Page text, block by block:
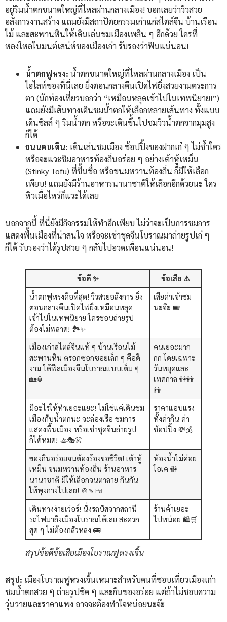
อยู่ริมน้ำตกขนาดใหญ่ที่ไหลผ่านกลางเมือง! บอกเลยว่าวิวสวย
อลังการงานสร้าง แถมยังมีสถาปัตยกรรมเก่าแก่สไตล์จีน บ้านเรือน
ไม้ และสะพานหินให้เดินเล่นชมเมืองเพลิน ๆ อีกด้วย ใครที่
หลงใหลในมนต์เสน่ห์ของเมืองเก่า รับรองว่าฟินแน่นอน!
น้ำตกฟูหรง: น้ำตกขนาดใหญ่ที่ไหลผ่านกลางเมือง เป็น
ไฮไลท์ของที่นี่เลย ยิ่งตอนกลางคืนเปิดไฟยิ่งสวยงามตระการ
ตา (นักท่องเที่ยวบอกว่า “เหมือนหลุดเข้าไปในเทพนิยาย!”)
แถมยังมีเส้นทางเดินชมน้ำตกให้เลือกหลายเส้นทาง ทั้งแบบ
เดินชิลล์ ๆ ริมน้ำตก หรือจะเดินขึ้นไปชมวิวน้ำตกจากมุมสูง
ก็ได้
ถนนคนเดิน: เดินเล่นชมเมือง ช้อปปิ้งของฝากเก๋ ๆ ไม่ซ้ำใคร
หรือจะแวะชิมอาหารท้องถิ่นอร่อย ๆ อย่างเต้าหู้เหม็น
(Stinky Tofu) ที่ขึ้นชื่อ หรือขนมหวานท้องถิ่น ก็มีให้เลือก
เพียบ! แถมยังมีร้านอาหารนานาชาติให้เลือกอีกด้วยนะ ใคร
หิวเมื่อไหร่ก็แวะได้เลย
นอกจากนี้ ที่นี่ยังมีกิจกรรมให้ทำอีกเพียบ ไม่ว่าจะเป็นการชมการ
แสดงพื้นเมืองที่น่าสนใจ หรือจะเช่าชุดจีนโบราณมาถ่ายรูปเก๋ ๆ
ก็ได้ รับรองว่าได้รูปสวย ๆ กลับไปอวดเพื่อนแน่นอน!
ข้อดี ✨
ข้อเสีย ⚠️
น้ำตกฟูหรงคือที่สุด! วิวสวยอลังการ ยิ่ง
ตอนกลางคืนเปิดไฟยิ่งเหมือนหลุด
เข้าไปในเทพนิยาย ใครชอบถ่ายรูป
ต้องไม่พลาด! 🏞️✨
เสียค่าเข้าชม
นะจ๊ะ 🎟️
เมืองเก่าสไตล์จีนแท้ ๆ บ้านเรือนไม้
สะพานหิน ตรอกซอกซอยเล็ก ๆ คือดี
งาม ได้ฟีลเมืองจีนโบราณแบบเต็ม ๆ
🏡🏮
คนเยอะมาก
กก โดยเฉพาะ
วันหยุดและ
เทศกาล 👫👭
👬
มีอะไรให้ทำเยอะแยะ! ไม่ใช่แค่เดินชม
เมืองกับน้ำตกนะ จะล่องเรือ ชมการ
แสดงพื้นเมือง หรือเช่าชุดจีนถ่ายรูป
ก็ได้หมด! 🚣🎭👗
ราคาแอบแรง
ทั้งค่ากิน ค่า
ช้อปปิ้ง 💸💰
ของกินอร่อยจนต้องร้องขอชีวิต! เต้าหู้
เหม็น ขนมหวานท้องถิ่น ร้านอาหาร
นานาชาติ มีให้เลือกจนตาลาย กินกัน
ให้พุงกางไปเลย! 🍲🍡🍱
ห้องน้ำไม่ค่อย
โอเค 🚻
เดินทางง่ายเว่อร์! นั่งรถบัสจากสถานี
รถไฟมาถึงเมืองโบราณได้เลย สะดวก
สุด ๆ ไม่ต้องกลัวหลง 🚌
ร้านค้าเยอะ
ไปหน่อย 🛍️🛒
สรุปข้อดีข้อเสียเมืองโบราณฟูหรงเจิ้น
สรุป: เมืองโบราณฟูหรงเจิ้นเหมาะสำหรับคนที่ชอบเที่ยวเมืองเก่า
ชมน้ำตกสวย ๆ ถ่ายรูปชิค ๆ และกินของอร่อย แต่ถ้าไม่ชอบความ
วุ่นวายและราคาแพง อาจจะต้องทำใจหน่อยนะจ๊ะ